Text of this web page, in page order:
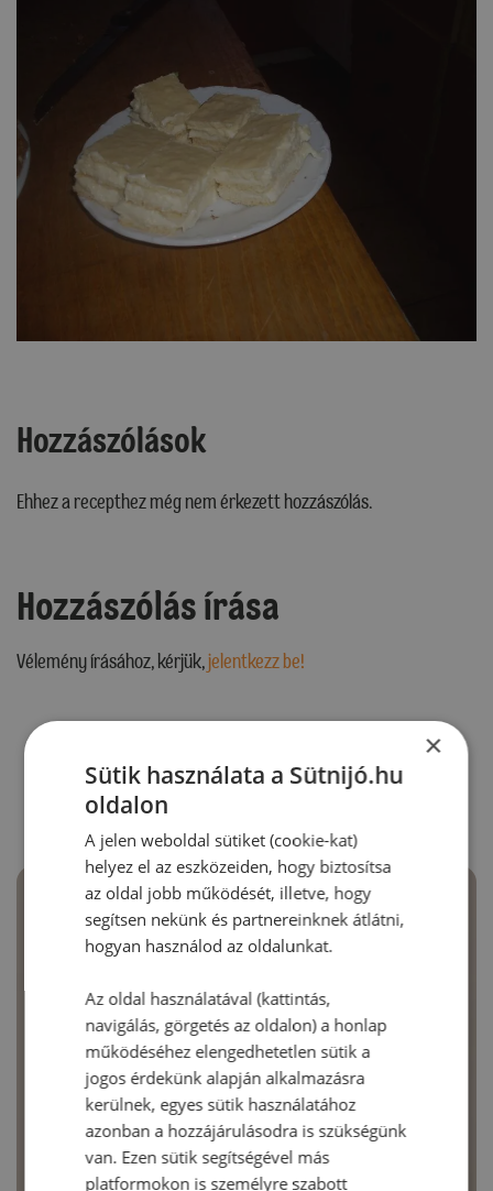
Hozzászólások
Ehhez a recepthez még nem érkezett hozzászólás.
Hozzászólás írása
Vélemény írásához, kérjük,jelentkezz be!
RECEPTAJÁNLÓ
×
Sütik használata a Sütnijó.hu
oldalon
A jelen weboldal sütiket (cookie-kat)
helyez el az eszközeiden, hogy biztosítsa
az oldal jobb működését, illetve, hogy
segítsen nekünk és partnereinknek átlátni,
hogyan használod az oldalunkat.
Az oldal használatával (kattintás,
navigálás, görgetés az oldalon) a honlap
működéséhez elengedhetetlen sütik a
jogos érdekünk alapján alkalmazásra
kerülnek, egyes sütik használatához
azonban a hozzájárulásodra is szükségünk
van. Ezen sütik segítségével más
platformokon is személyre szabott